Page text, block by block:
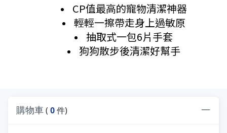
CP值最高的寵物清潔神器
輕輕一擦帶走身上過敏原
抽取式一包6片手套
狗狗散步後清潔好幫手
購物車( 0件)